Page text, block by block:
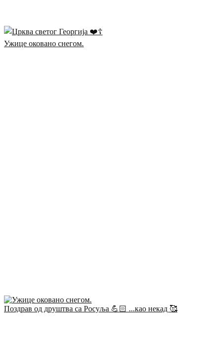
Ужице оковано снегом.
Поздрав од друштва са Росуља 💪🏻 ...као некад 🥰